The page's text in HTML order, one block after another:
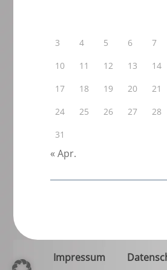
3
4 5 6 7
10
11 12 13 14
17
18 19 20 21
24
25 26 27 28
31
« Apr.
Impressum